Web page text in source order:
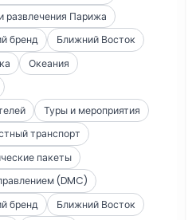
развлечения Парижа
бренд
Ближний Восток
Океания
Туры и мероприятия
транспорт
пакеты
(DMC)
бренд
Ближний Восток